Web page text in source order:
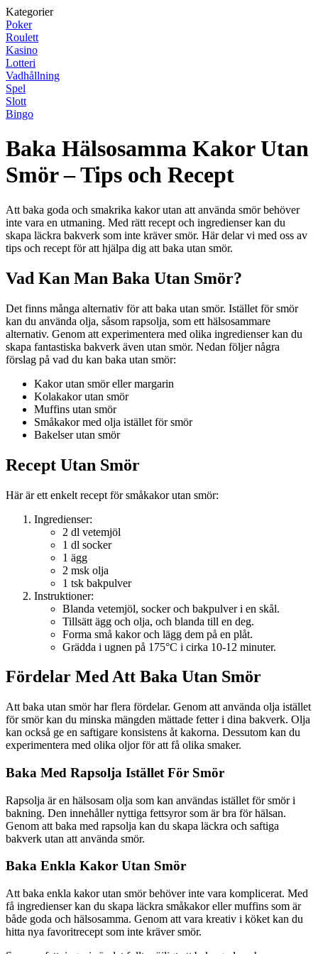
Kategorier
Poker
Roulett
Kasino
Lotteri
Vadhållning
Spel
Slott
Bingo
Baka Hälsosamma Kakor Utan
Smör – Tips och Recept
Att baka goda och smakrika kakor utan att använda smör behöver
inte vara en utmaning. Med rätt recept och ingredienser kan du
skapa läckra bakverk som inte kräver smör. Här delar vi med oss av
tips och recept för att hjälpa dig att baka utan smör.
Vad Kan Man Baka Utan Smör?
Det finns många alternativ för att baka utan smör. Istället för smör
kan du använda olja, såsom rapsolja, som ett hälsosammare
alternativ. Genom att experimentera med olika ingredienser kan du
skapa fantastiska bakverk även utan smör. Nedan följer några
förslag på vad du kan baka utan smör:
Kakor utan smör eller margarin
Kolakakor utan smör
Muffins utan smör
Småkakor med olja istället för smör
Bakelser utan smör
Recept Utan Smör
Här är ett enkelt recept för småkakor utan smör:
Ingredienser:
2 dl vetemjöl
1 dl socker
1 ägg
2 msk olja
1 tsk bakpulver
Instruktioner:
Blanda vetemjöl, socker och bakpulver i en skål.
Tillsätt ägg och olja, och blanda till en deg.
Forma små kakor och lägg dem på en plåt.
Grädda i ugnen på 175°C i cirka 10-12 minuter.
Fördelar Med Att Baka Utan Smör
Att baka utan smör har flera fördelar. Genom att använda olja istället
för smör kan du minska mängden mättade fetter i dina bakverk. Olja
kan också ge en saftigare konsistens åt kakorna. Dessutom kan du
experimentera med olika oljor för att få olika smaker.
Baka Med Rapsolja Istället För Smör
Rapsolja är en hälsosam olja som kan användas istället för smör i
bakning. Den innehåller nyttiga fettsyror som är bra för hälsan.
Genom att baka med rapsolja kan du skapa läckra och saftiga
bakverk utan att använda smör.
Baka Enkla Kakor Utan Smör
Att baka enkla kakor utan smör behöver inte vara komplicerat. Med
få ingredienser kan du skapa läckra småkakor eller muffins som är
både goda och hälsosamma. Genom att vara kreativ i köket kan du
hitta nya favoritrecept som inte kräver smör.